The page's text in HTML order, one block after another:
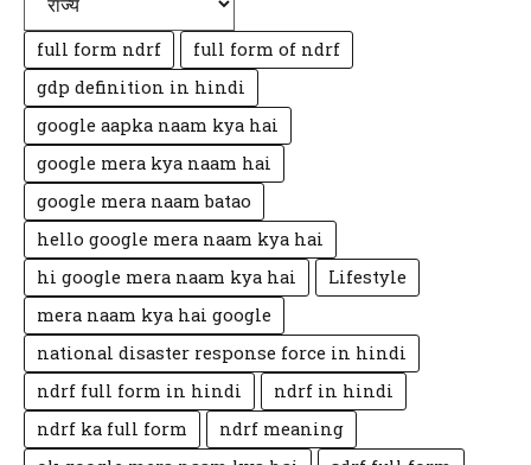
full form ndrf
full form of ndrf
gdp definition in hindi
google aapka naam kya hai
google mera kya naam hai
google mera naam batao
hello google mera naam kya hai
hi google mera naam kya hai
Lifestyle
mera naam kya hai google
national disaster response force in hindi
ndrf full form in hindi
ndrf in hindi
ndrf ka full form
ndrf meaning